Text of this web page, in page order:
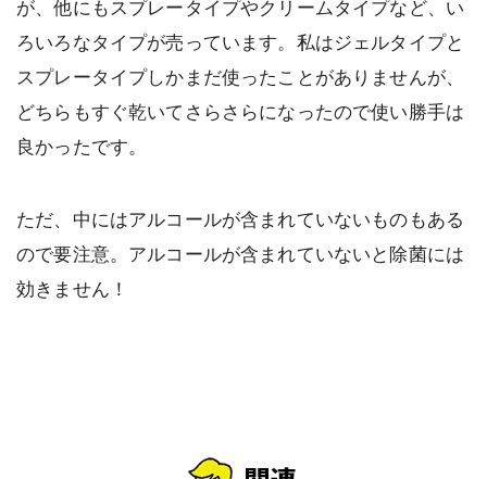
が、他にもスプレータイプやクリームタイプなど、い
ろいろなタイプが売っています。私はジェルタイプと
スプレータイプしかまだ使ったことがありませんが、
どちらもすぐ乾いてさらさらになったので使い勝手は
良かったです。
ただ、中にはアルコールが含まれていないものもある
ので要注意。アルコールが含まれていないと除菌には
効きません！